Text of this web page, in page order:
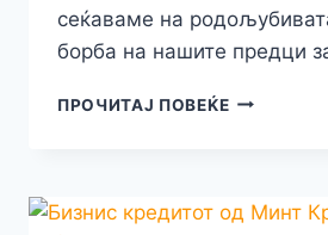
сеќаваме на
борба на нашите предци
ПРОЧИТАЈ ПОВЕЌЕ
И